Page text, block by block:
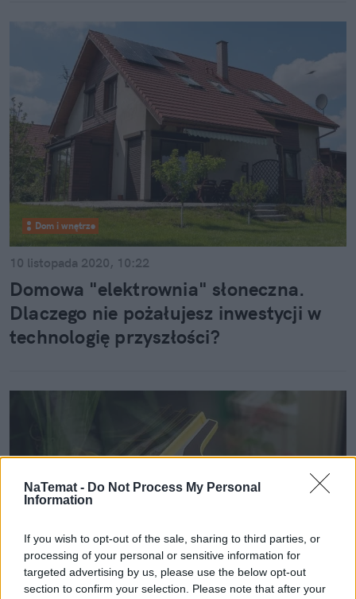
NaTemat - Do Not Process My Personal
Information
If you wish to opt-out of the sale, sharing to third parties, or
processing of your personal or sensitive information for
targeted advertising by us, please use the below opt-out
section to confirm your selection. Please note that after your
Dom i wnętrze
10 listopada 2020, 10:22
Domowa "elektrownia" słoneczna.
Dlaczego nie pożałujesz inwestycji w
technologię przyszłości?
Dom i wnętrze